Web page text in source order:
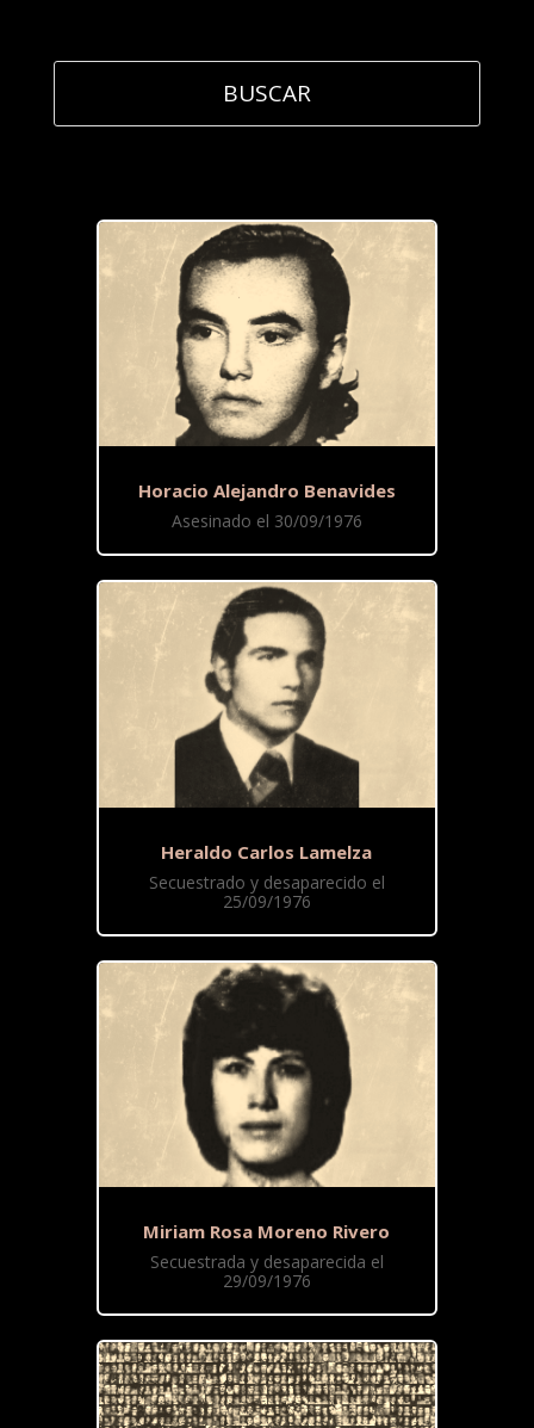
Horacio Alejandro Benavides
Asesinado el 30/09/1976
Heraldo Carlos Lamelza
Secuestrado y desaparecido el
25/09/1976
Miriam Rosa Moreno Rivero
Secuestrada y desaparecida el
29/09/1976